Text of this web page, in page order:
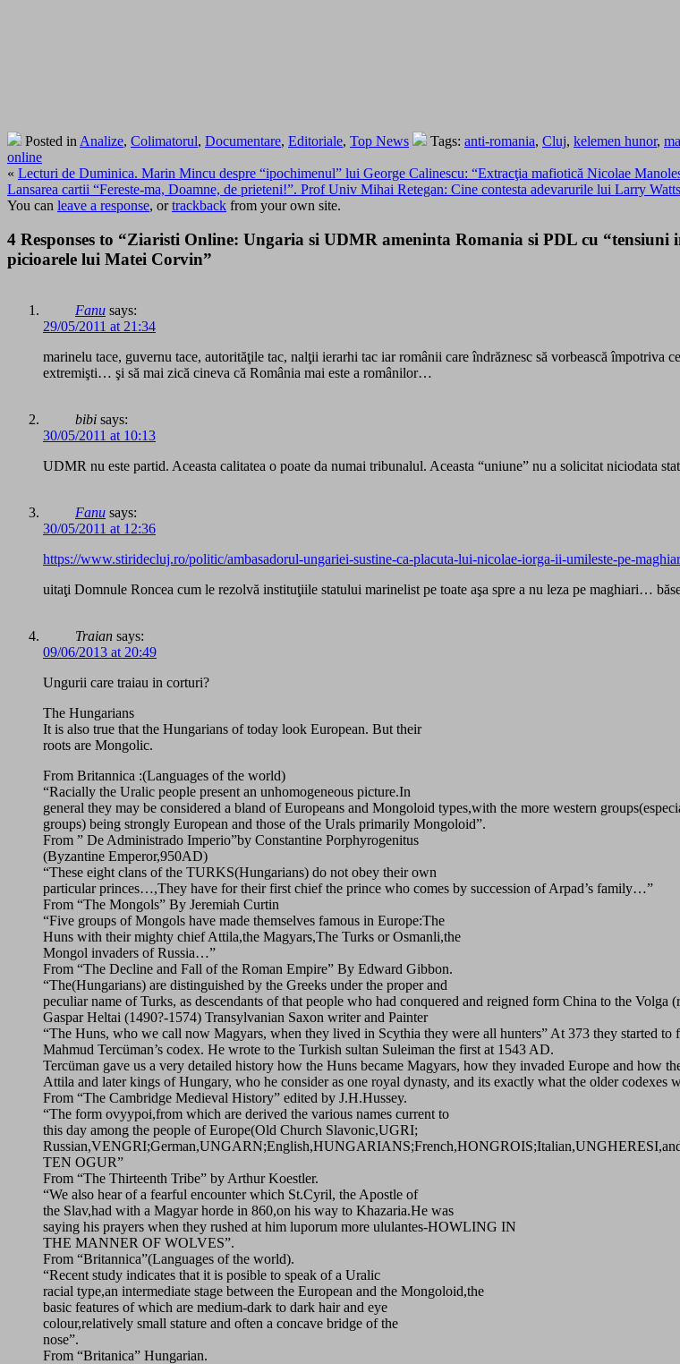
Posted in Analize, Colimatorul, Documentare, Editoriale, Top News Tags: anti-romania, Cluj, kelemen hunor,
online
« Lecturi de Duminica. Marin Mincu despre “ipochimenul” lui George Calinescu: “Extracţia mafiotică Nicolae
Lansarea cartii “Fereste-ma, Doamne, de prieteni!”. Prof Univ Mihai Retegan: Cine contesta adevarurile lui Larry
You can leave a response, ortrackback from your own site.
4 Responses to “Ziaristi Online: Ungaria si UDMR ameninta Romania si PDL cu
picioarele lui Matei Corvin”
Fanu says:
29/05/2011 at 21:34
marinelu tace, guvernu tace, autorităţile tac, nalţii ierarhi tac iar românii care îndrăznesc să vorbească împotriva
extremişti… şi să mai zică cineva că România mai este a românilor…
bibi says:
30/05/2011 at 10:13
UDMR nu este partid. Aceasta calitatea o poate da numai tribunalul. Aceasta “uniune” nu a solicitat niciodata
Fanu says:
30/05/2011 at 12:36
https://www.stiridecluj.ro/politic/ambasadorul-ungariei-sustine-ca-placuta-lui-nicolae-iorga-ii-umileste-pe-
uitaţi Domnule Roncea cum le rezolvă instituţiile statului marinelist pe toate aşa spre a nu leza pe maghiari…
Traian says:
09/06/2013 at 20:49
Ungurii care traiau in corturi?
The Hungarians
It is also true that the Hungarians of today look European. But their
roots are Mongolic.
From Britannica :(Languages of the world)
“Racially the Uralic people present an unhomogeneous picture.In
general they may be considered a bland of Europeans and Mongoloid types,with the more western
groups) being strongly European and those of the Urals primarily Mongoloid”.
From ” De Administrado Imperio”by Constantine Porphyrogenitus
(Byzantine Emperor,950AD)
“These eight clans of the TURKS(Hungarians) do not obey their own
particular princes…,They have for their first chief the prince who comes by succession of Arpad’s family…”
From “The Mongols” By Jeremiah Curtin
“Five groups of Mongols have made themselves famous in Europe:The
Huns with their mighty chief Attila,the Magyars,The Turks or Osmanli,the
Mongol invaders of Russia…”
From “The Decline and Fall of the Roman Empire” By Edward Gibbon.
“The(Hungarians) are distinguished by the Greeks under the proper and
peculiar name of Turks, as descendants of that people who had conquered and reigned form China to the Volga
Gaspar Heltai (1490?-1574) Transylvanian Saxon writer and Painter
“The Huns, who we call now Magyars, when they lived in Scythia they were all hunters” At 373 they started
Mahmud Tercüman’s codex. He wrote to the Turkish sultan Suleiman the first at 1543 AD.
Tercüman gave us a very detailed history how the Huns became Magyars, how they invaded Europe and how
Attila and later kings of Hungary, who he consider as one royal dynasty, and its exactly what the older codexes
From “The Cambridge Medieval History” edited by J.H.Hussey.
“The form ovyypoi,from which are derived the various names current to
this day among the people of Europe(Old Church Slavonic,UGRI;
TEN OGUR”
From “The Thirteenth Tribe” by Arthur Koestler.
“We also hear of a fearful encounter which St.Cyril, the Apostle of
the Slav,had with a Magyar horde in 860,on his way to Khazaria.He was
saying his prayers when they rushed at him luporum more ululantes-HOWLING IN
THE MANNER OF WOLVES”.
From “Britannica”(Languages of the world).
“Recent study indicates that it is posible to speak of a Uralic
racial type,an intermediate stage between the European and the Mongoloid,the
basic features of which are medium-dark to dark hair and eye
colour,relatively small stature and often a concave bridge of the
nose”.
From “Britanica” Hungarian.